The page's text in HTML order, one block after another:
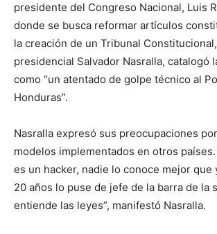
presidente del Congreso Nacional, Luis
donde se busca reformar artículos
la creación de un Tribunal
presidencial Salvador Nasralla, catalogó
como “un atentado de golpe técnico al
Honduras”.
Nasralla expresó sus preocupaciones
modelos implementados en otros países.
es un hacker, nadie lo conoce mejor que
20 años lo puse de jefe de la barra de la
entiende las leyes”, manifestó Nasralla.